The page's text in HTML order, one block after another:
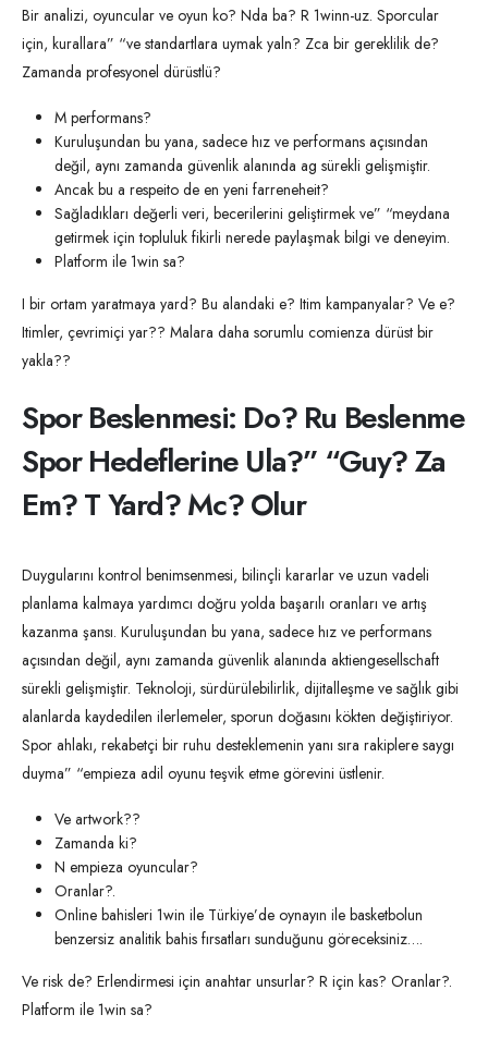
Bir analizi, oyuncular ve oyun ko? Nda ba? R 1winn-uz. Sporcular
için, kurallara” “ve standartlara uymak yaln? Zca bir gereklilik de?
Zamanda profesyonel dürüstlü?
M performans?
Kuruluşundan bu yana, sadece hız ve performans açısından
değil, aynı zamanda güvenlik alanında ag sürekli gelişmiştir.
Ancak bu a respeito de en yeni farreneheit?
Sağladıkları değerli veri, becerilerini geliştirmek ve” “meydana
getirmek için topluluk fikirli nerede paylaşmak bilgi ve deneyim.
Platform ile 1win sa?
I bir ortam yaratmaya yard? Bu alandaki e? Itim kampanyalar? Ve e?
Itimler, çevrimiçi yar?? Malara daha sorumlu comienza dürüst bir
yakla??
Spor Beslenmesi: Do? Ru Beslenme
Spor Hedeflerine Ula?” “Guy? Za
Em? T Yard? Mc? Olur
Duygularını kontrol benimsenmesi, bilinçli kararlar ve uzun vadeli
planlama kalmaya yardımcı doğru yolda başarılı oranları ve artış
kazanma şansı. Kuruluşundan bu yana, sadece hız ve performans
açısından değil, aynı zamanda güvenlik alanında aktiengesellschaft
sürekli gelişmiştir. Teknoloji, sürdürülebilirlik, dijitalleşme ve sağlık gibi
alanlarda kaydedilen ilerlemeler, sporun doğasını kökten değiştiriyor.
Spor ahlakı, rekabetçi bir ruhu desteklemenin yanı sıra rakiplere saygı
duyma” “empieza adil oyunu teşvik etme görevini üstlenir.
Ve artwork??
Zamanda ki?
N empieza oyuncular?
Oranlar?.
Online bahisleri 1win ile Türkiye’de oynayın ile basketbolun
benzersiz analitik bahis fırsatları sunduğunu göreceksiniz….
Ve risk de? Erlendirmesi için anahtar unsurlar? R için kas? Oranlar?.
Platform ile 1win sa?